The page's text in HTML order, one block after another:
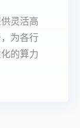
灵活高
为各行
的算力